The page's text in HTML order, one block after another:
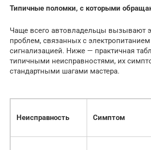
Типичные поломки, с которыми
Чаще всего автовладельцы вызывают
проблем, связанных с
сигнализацией. Ниже — практичная
типичными неисправностями, их
стандартными шагами мастера.
Неисправность Симптом